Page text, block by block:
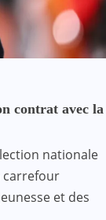
contrat avec la
nationale
carrefour
et des